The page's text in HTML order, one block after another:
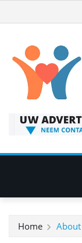
naar
inhoud
Home About